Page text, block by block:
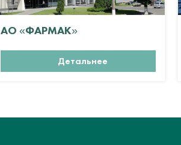
АО «ФАРМАК»
Детальнее